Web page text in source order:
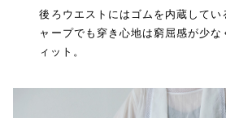
後ろウエストにはゴムを内蔵してい
ャープでも穿き心地は窮屈感が少
ィット。